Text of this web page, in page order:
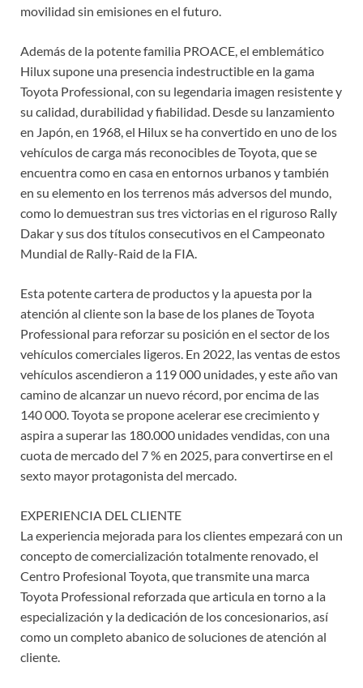
movilidad sin emisiones en el futuro.
Además de la potente familia PROACE, el emblemático
Hilux supone una presencia indestructible en la gama
Toyota Professional, con su legendaria imagen resistente y
su calidad, durabilidad y fiabilidad. Desde su lanzamiento
en Japón, en 1968, el Hilux se ha convertido en uno de los
vehículos de carga más reconocibles de Toyota, que se
encuentra como en casa en entornos urbanos y también
en su elemento en los terrenos más adversos del mundo,
como lo demuestran sus tres victorias en el riguroso Rally
Dakar y sus dos títulos consecutivos en el Campeonato
Mundial de Rally-Raid de la FIA.
Esta potente cartera de productos y la apuesta por la
atención al cliente son la base de los planes de Toyota
Professional para reforzar su posición en el sector de los
vehículos comerciales ligeros. En 2022, las ventas de estos
vehículos ascendieron a 119 000 unidades, y este año van
camino de alcanzar un nuevo récord, por encima de las
140 000. Toyota se propone acelerar ese crecimiento y
aspira a superar las 180.000 unidades vendidas, con una
cuota de mercado del 7 % en 2025, para convertirse en el
sexto mayor protagonista del mercado.
EXPERIENCIA DEL CLIENTE
La experiencia mejorada para los clientes empezará con un
concepto de comercialización totalmente renovado, el
Centro Profesional Toyota, que transmite una marca
Toyota Professional reforzada que articula en torno a la
especialización y la dedicación de los concesionarios, así
como un completo abanico de soluciones de atención al
cliente.